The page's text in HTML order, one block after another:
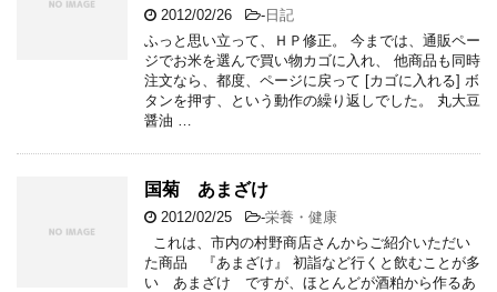
2012/02/26 -日記
ふっと思い立って、ＨＰ修正。 今までは、通販ペー
ジでお米を選んで買い物カゴに入れ、 他商品も同時
注文なら、都度、ページに戻って [カゴに入れる] ボ
タンを押す、という動作の繰り返しでした。 丸大豆
醤油 …
国菊 あまざけ
2012/02/25 -栄養・健康
これは、市内の村野商店さんからご紹介いただい
た商品 『あまざけ』 初詣など行くと飲むことが多
い あまざけ ですが、ほとんどが酒粕から作るあ